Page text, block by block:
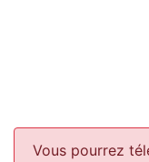
Vous pourrez